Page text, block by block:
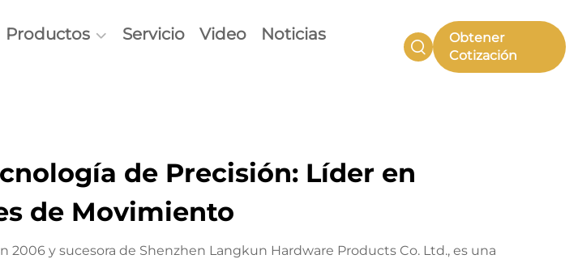
Productos Servicio Video
Noticias
Obtener
Cotización
de Precisión: Líder en
de Movimiento
y sucesora de Shenzhen Langkun Hardware Products Co. Ltd., es una